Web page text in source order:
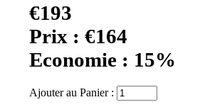
€193
Prix : €164
Economie : 15%
Ajouter au Panier :